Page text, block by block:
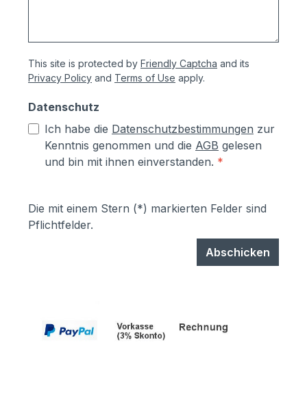
This site is protected by Friendly Captcha and its
Privacy Policy and Terms of Use apply.
Datenschutz
Ich habe die Datenschutzbestimmungen zur
Kenntnis genommen und die AGB gelesen
und bin mit ihnen einverstanden. *
Die mit einem Stern (*) markierten Felder sind
Pflichtfelder.
Abschicken